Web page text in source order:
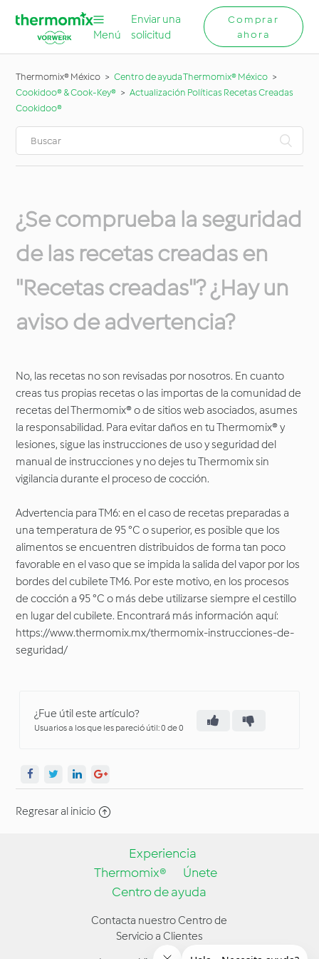
Menú
Enviar una
solicitud
Comprar
ahora
Thermomix® México
Centro de ayuda Thermomix® México
Cookidoo® & Cook-Key®
Actualización Políticas Recetas Creadas
Cookidoo®
¿Se comprueba la seguridad
de las recetas creadas en
"Recetas creadas"? ¿Hay un
aviso de advertencia?
No, las recetas no son revisadas por nosotros. En cuanto
creas tus propias recetas o las importas de la comunidad de
recetas del Thermomix® o de sitios web asociados, asumes
la responsabilidad. Para evitar daños en tu Thermomix® y
lesiones, sigue las instrucciones de uso y seguridad del
manual de instrucciones y no dejes tu Thermomix sin
vigilancia durante el proceso de cocción.
Advertencia para TM6: en el caso de recetas preparadas a
una temperatura de 95 °C o superior, es posible que los
alimentos se encuentren distribuidos de forma tan poco
favorable en el vaso que se impida la salida del vapor por los
bordes del cubilete TM6. Por este motivo, en los procesos
de cocción a 95 °C o más debe utilizarse siempre el cestillo
en lugar del cubilete. Encontrará más información aquí:
https://www.thermomix.mx/thermomix-instrucciones-de-
seguridad/
¿Fue útil este artículo?
Usuarios a los que les pareció útil: 0 de 0
Regresar al inicio
Experiencia
Thermomix®
Únete
Centro de ayuda
Contacta nuestro Centro de
Servicio a Clientes